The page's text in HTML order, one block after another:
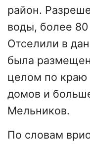
район.
воды, более
Отселили в
была
целом по краю
домов и
Мельников.
По словам